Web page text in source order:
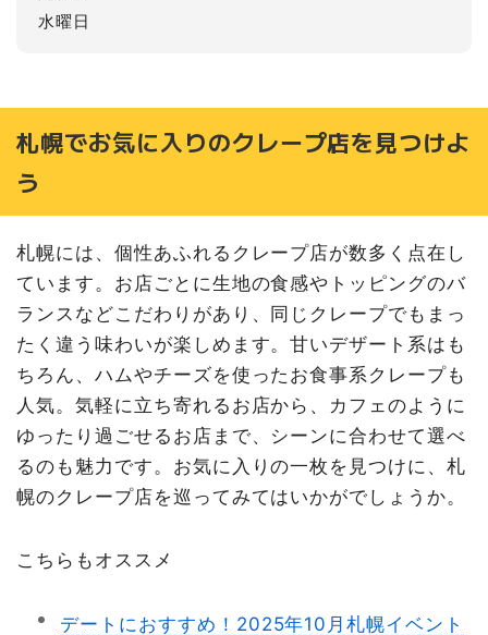
水曜日
札幌でお気に入りのクレープ店を見つけよ
う
札幌には、個性あふれるクレープ店が数多く点在し
ています。お店ごとに生地の食感やトッピングのバ
ランスなどこだわりがあり、同じクレープでもまっ
たく違う味わいが楽しめます。甘いデザート系はも
ちろん、ハムやチーズを使ったお食事系クレープも
人気。気軽に立ち寄れるお店から、カフェのように
ゆったり過ごせるお店まで、シーンに合わせて選べ
るのも魅力です。お気に入りの一枚を見つけに、札
幌のクレープ店を巡ってみてはいかがでしょうか。
こちらもオススメ
デートにおすすめ！2025年10月札幌イベント